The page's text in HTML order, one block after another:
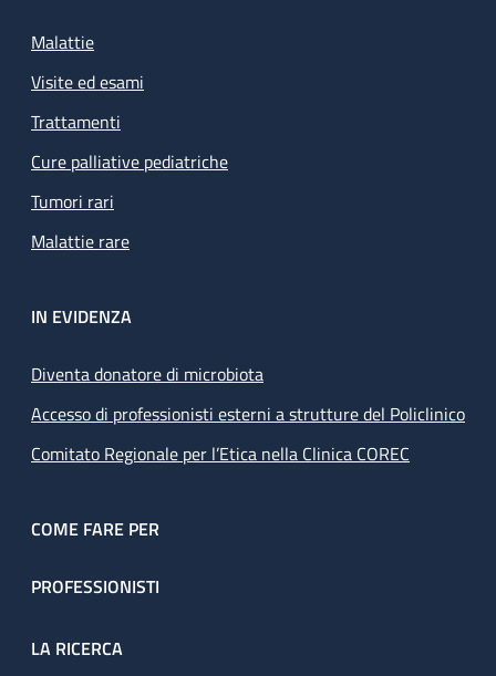
Malattie
Visite ed esami
Trattamenti
Cure palliative pediatriche
Tumori rari
Malattie rare
IN EVIDENZA
Diventa donatore di microbiota
Accesso di professionisti esterni a strutture del Policlinico
Comitato Regionale per l’Etica nella Clinica COREC
COME FARE PER
PROFESSIONISTI
LA RICERCA